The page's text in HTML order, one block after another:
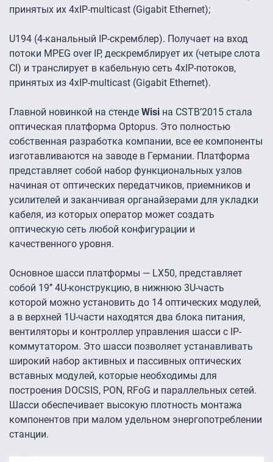
принятых их 4хIP-multicast (Gigabit Ethernet);
U194 (4-канальный IP-скремблер). Получает на вход
потоки MPEG over IP, дескремблирует их (четыре слота
CI) и транслирует в кабельную сеть 4хIP-потоков,
принятых из 4хIP-multicast (Gigabit Ethernet).
Главной новинкой на стенде Wisi на CSTB’2015 стала
оптическая платформа Optopus. Это полностью
собственная разработка компании, все ее компоненты
изготавливаются на заводе в Германии. Платформа
представляет собой набор функциональных узлов
начиная от оптических передатчиков, приемников и
усилителей и заканчивая органайзерами для укладки
кабеля, из которых оператор может создать
оптическую сеть любой конфигурации и
качественного уровня.
Основное шасси платформы — LX50, представляет
собой 19’’ 4U-конструкцию, в нижнюю 3U-часть
которой можно установить до 14 оптических модулей,
а в верхней 1U-части находятся два блока питания,
вентиляторы и контроллер управления шасси с IP-
коммутатором. Это шасси позволяет устанавливать
широкий набор активных и пассивных оптических
вставных модулей, которые необходимы для
построения DOCSIS, PON, RFoG и параллельных сетей.
Шасси обеспечивает высокую плотность монтажа
компонентов при малом удельном энергопотреблении
станции.